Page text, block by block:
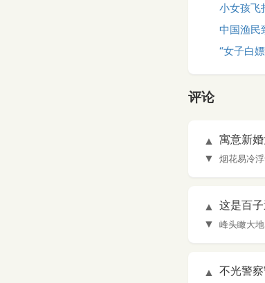
小女孩飞
中国渔民
“女子白
评论
▲
▼
寓意新
烟花易冷
▲
▼
这是百子
峰头瞰大地
▲
不光警